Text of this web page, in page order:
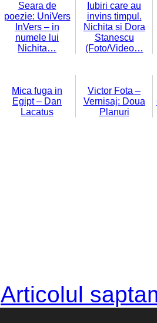
Seara de
poezie: UniVers
InVers – in
numele lui
Nichita…
Iubiri care au
invins timpul.
Nichita si Dora
Stanescu
(Foto/Video…
Mica fuga in
Egipt – Dan
Lacatus
Victor Fota –
Vernisaj: Doua
Planuri
Articolul